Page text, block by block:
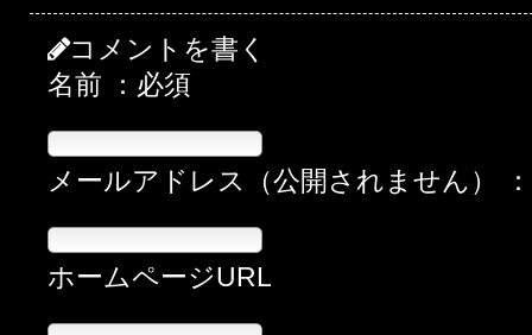
コメントを書く
名前 ：必須
メールアドレス（公開されません）
ホームページURL